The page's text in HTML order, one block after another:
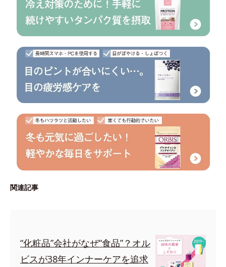
関連記事
“化粧品”会社がなぜ“食品”？オル
ビスが38年インナーケアを追求